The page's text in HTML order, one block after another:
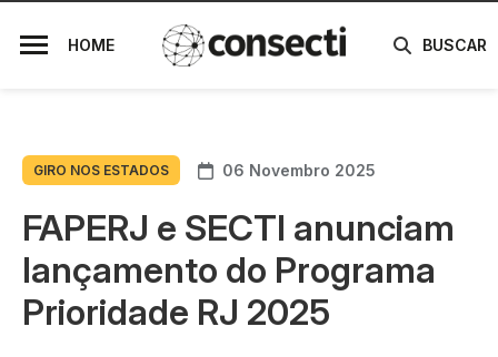
HOME BUSCAR
GIRO NOS ESTADOS 06 Novembro 2025
FAPERJ e SECTI anunciam
lançamento do Programa
Prioridade RJ 2025